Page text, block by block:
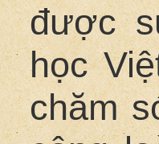
được
học
chăm